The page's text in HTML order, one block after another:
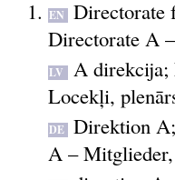
EN
Directorate
Directorate A
LV A direkcija;
Locekļi,
DE Direktion A
A – Mitglieder,